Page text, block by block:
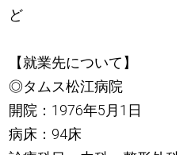
ど
【就業先について】
◎タムス松江病院
開院：1976年5月1日
病床：94床